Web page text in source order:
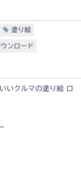
塗り絵
ンロード
いクルマの塗り絵 ロ